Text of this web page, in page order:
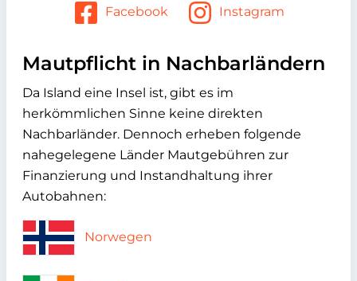
Facebook Instagram
Mautpflicht in Nachbarländern
Da Island eine Insel ist, gibt es im
herkömmlichen Sinne keine direkten
Nachbarländer. Dennoch erheben folgende
nahegelegene Länder Mautgebühren zur
Finanzierung und Instandhaltung ihrer
Autobahnen:
Norwegen